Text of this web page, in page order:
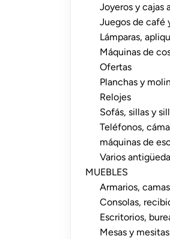
Joyeros y cajas
Juegos de café
Lámparas,
Máquinas de
Ofertas
Planchas y
Relojes
Sofás, sillas y
Teléfonos,
máquinas de
Varios
MUEBLES
Armarios,
Consolas,
Escritorios,
Mesas y mesitas